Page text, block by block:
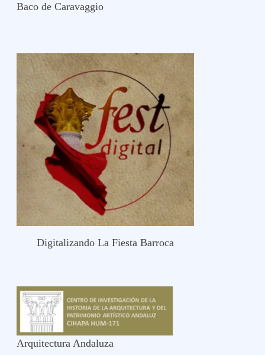
Baco de Caravaggio
Digitalizando La Fiesta Barroca
Arquitectura Andaluza